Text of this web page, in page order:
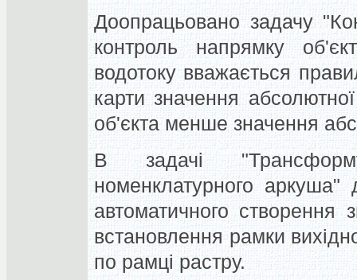
Доопрацьовано задачу
контроль напрямку
водотоку вважається
карти значення абсолютної
об'єкта менше значення
В задачі
номенклатурного
автоматичного створення
встановлення рамки
по рамці растру.